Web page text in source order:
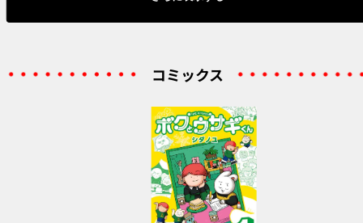
コミックス